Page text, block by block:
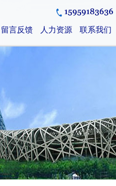
联系我们
人力资源
留言反馈